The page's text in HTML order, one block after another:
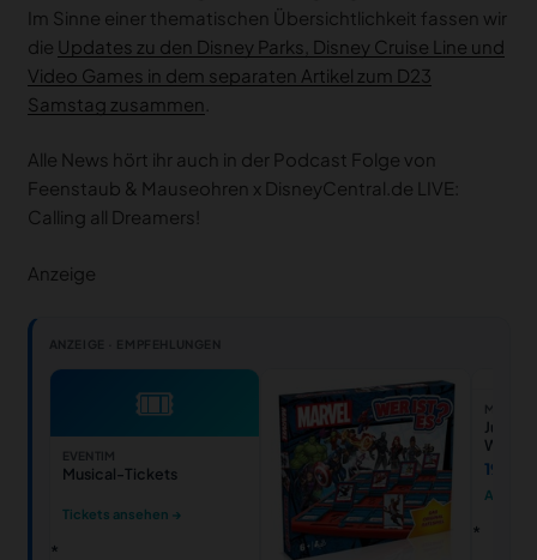
Im Sinne einer thematischen Übersichtlichkeit fassen wir
die Updates zu den Disney Parks, Disney Cruise Line und
Video Games in dem separaten Artikel zum D23
Samstag zusammen
Alle News hört ihr auch in der Podcast Folge von
Feenstaub & Mauseohren x DisneyCentral.de LIVE:
Calling all Dreamers!
Anzeige
ANZEIGE · EMPFEHLUNGEN
🎟
EVENTIM
Musical-Tickets
Tickets ansehen →
HD
19,99 €